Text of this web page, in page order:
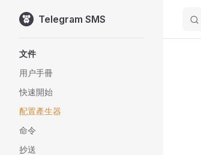
Skip to content
Telegram SMS
文件
用户手冊
快速開始
配置產生器
命令
抄送